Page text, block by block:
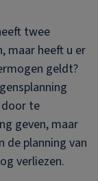
twee
maar heeft u er
geldt?
door te
geven, maar
de planning van
verliezen.